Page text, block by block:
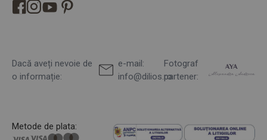
Dacă aveți nevoie de
o informație:
e-mail:
info@dilios.ro
Fotograf
partener:
Metode de plata: